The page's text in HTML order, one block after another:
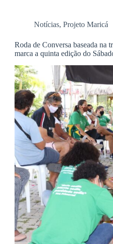
Notícias, Projeto Maricá
Roda de Conversa baseada na
marca a quinta edição do